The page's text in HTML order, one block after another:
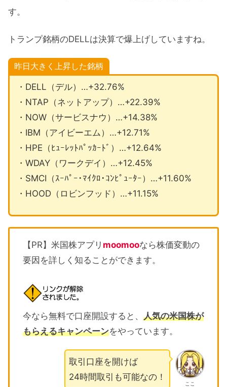
す。
トランプ銘柄のDELLは決算で爆上げしていますね。
昨日大きく上昇した銘柄
・DELL（デル）…+32.76%
・NTAP（ネットアップ）…+22.39%
・NOW（サービスナウ）…+14.38%
・IBM（アイビーエム）…+12.71%
・HPE（ﾋｭｰﾚｯﾄﾊﾟｯｶｰﾄﾞ）…+12.64%
・WDAY（ワークデイ）…+12.45%
・SMCI（ｽｰﾊﾟｰ･ﾏｲｸﾛ･ｺﾝﾋﾟｭｰﾀｰ）…+11.60%
・HOOD（ロビンフッド）…+11.15%
【PR】米国株アプリ moomooなら株価変動の
要因を詳しく知ることができます。
今なら無料で口座開設すると、 人気の米国株が
もらえるキャンペーンをやっています。
ここ
取引口座を開けば
24時間取引も可能なの！